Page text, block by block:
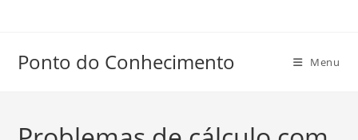
conteúdo
Ponto do Conhecimento Menu